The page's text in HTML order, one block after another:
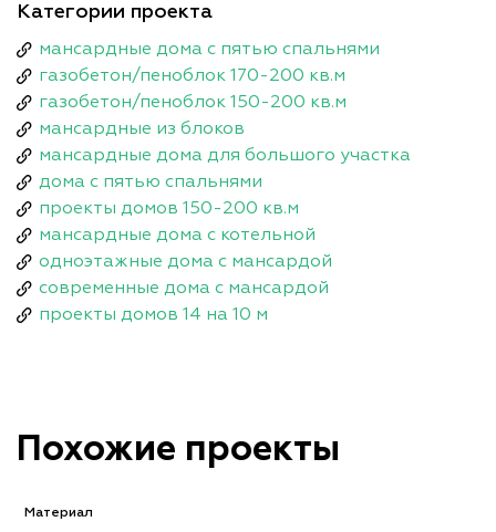
Категории проекта
мансардные дома с пятью спальнями
газобетон/пеноблок 170-200 кв.м
газобетон/пеноблок 150-200 кв.м
мансардные из блоков
мансардные дома для большого участка
дома с пятью спальнями
проекты домов 150-200 кв.м
мансардные дома с котельной
одноэтажные дома с мансардой
современные дома с мансардой
проекты домов 14 на 10 м
Похожие проекты
Материал